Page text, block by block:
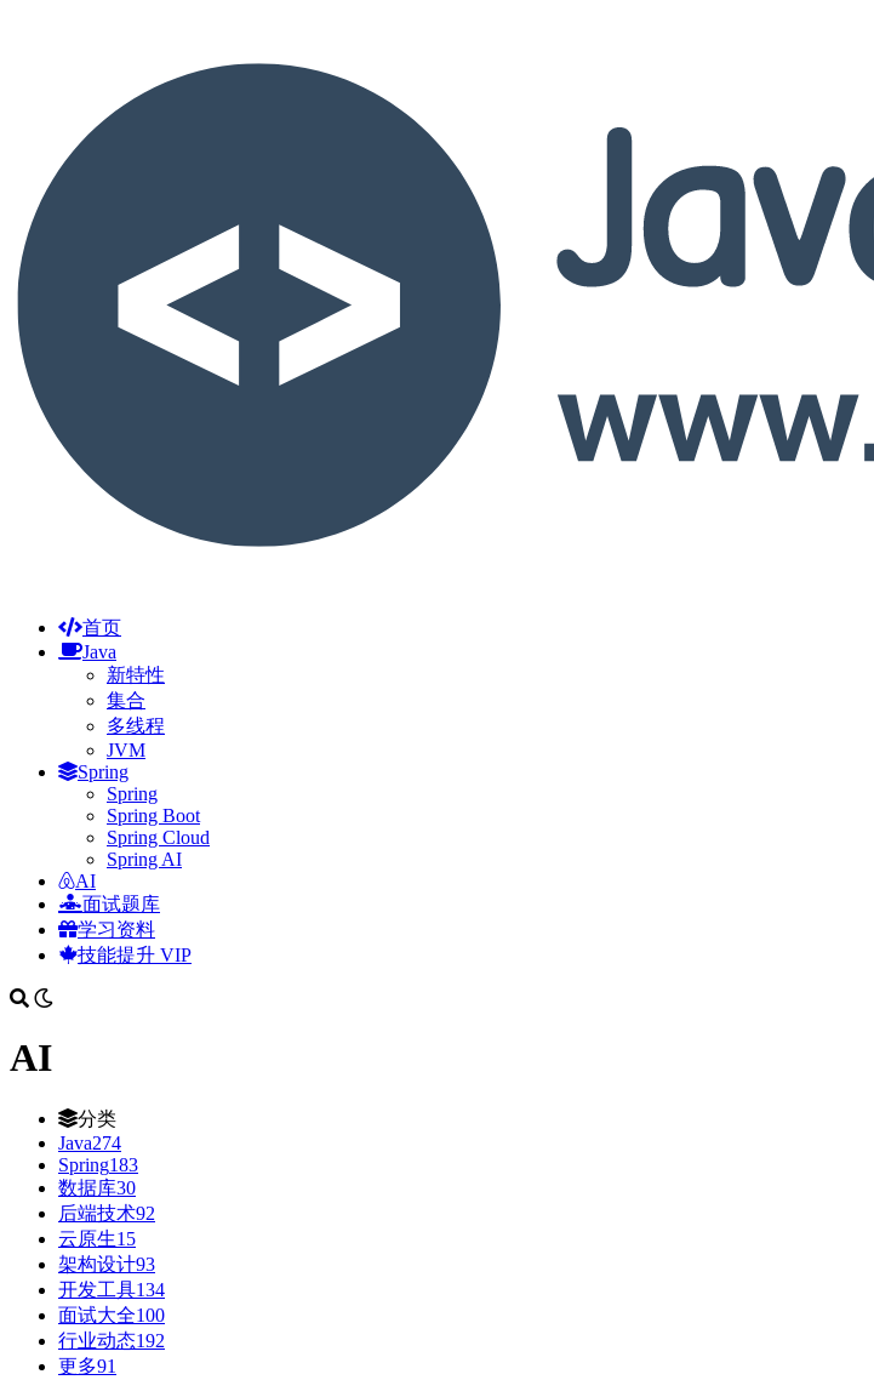
首页
Java
新特性
集合
多线程
JVM
Spring
Spring
Spring Boot
Spring Cloud
Spring AI
AI
面试题库
学习资料
技能提升 VIP
AI
分类
Java274
Spring183
数据库30
后端技术92
云原生15
架构设计93
开发工具134
面试大全100
行业动态192
更多91